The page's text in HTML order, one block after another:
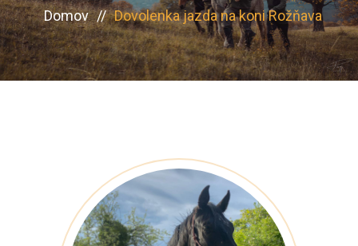
Domov // Dovolenka jazda na koni Rožňava